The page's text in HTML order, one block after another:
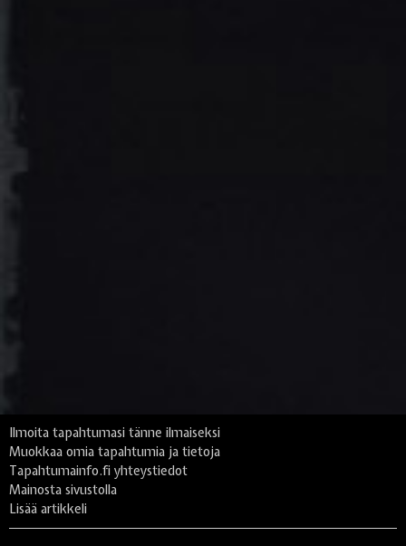
Ilmoita tapahtumasi tänne ilmaiseksi
Muokkaa omia tapahtumia ja tietoja
Tapahtumainfo.fi yhteystiedot
Mainosta sivustolla
Lisää artikkeli